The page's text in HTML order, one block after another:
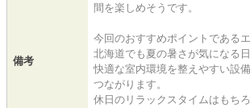
備考
間を楽しめそうです。
今回のおすすめポイントである
北海道でも夏の暑さが気になる
快適な室内環境を整えやすい設
つながります。
休日のリラックスタイムはもち